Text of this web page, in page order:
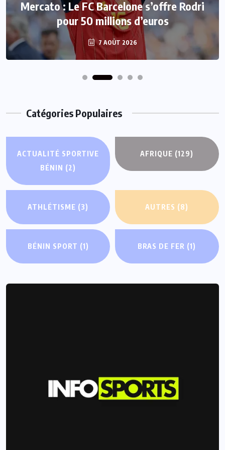
Mercato : Le FC Barcelone s’offre Rodri
pour 50 millions d’euros
7 AOÛT 2026
Catégories Populaires
ACTUALITÉ SPORTIVE
BÉNIN (2)
AFRIQUE (129)
ATHLÉTISME (3) AUTRES (8)
BÉNIN SPORT (1) BRAS DE FER (1)